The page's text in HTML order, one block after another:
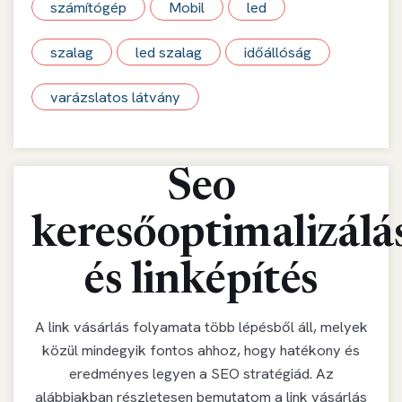
számítógép Mobil led
szalag led szalag időállóság
varázslatos látvány
Seo
és linképítés
A link vásárlás folyamata több lépésből áll, melyek
közül mindegyik fontos ahhoz, hogy hatékony és
eredményes legyen a SEO stratégiád. Az
alábbiakban részletesen bemutatom a link vásárlás